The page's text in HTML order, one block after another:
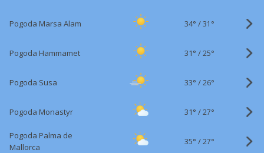
Pogoda Marsa Alam 34° /31°
Pogoda Hammamet 31° /25°
Pogoda Susa 33° /26°
Pogoda Monastyr 31° /27°
Pogoda Palma de
Mallorca
35° /27°